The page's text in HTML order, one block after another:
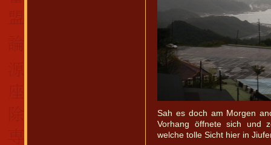
Sah es doch am Morgen
Vorhang öffnete sich und
welche tolle Sicht hier in